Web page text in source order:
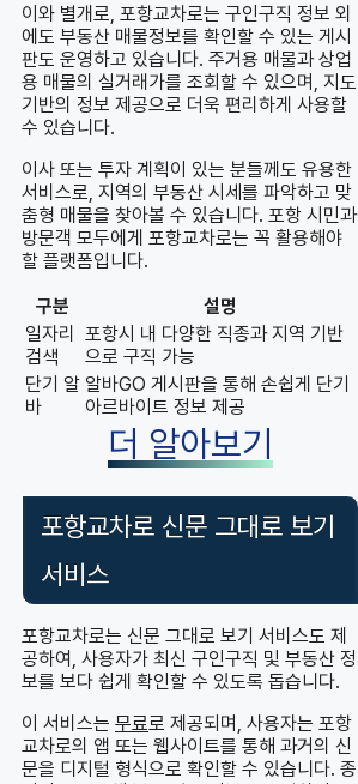
이와 별개로, 포항교차로는 구인구직 정보 외
에도 부동산 매물정보를 확인할 수 있는 게시
판도 운영하고 있습니다. 주거용 매물과 상업
용 매물의 실거래가를 조회할 수 있으며, 지도
기반의 정보 제공으로 더욱 편리하게 사용할
수 있습니다.
이사 또는 투자 계획이 있는 분들께도 유용한
서비스로, 지역의 부동산 시세를 파악하고 맞
춤형 매물을 찾아볼 수 있습니다. 포항 시민과
방문객 모두에게 포항교차로는 꼭 활용해야
할 플랫폼입니다.
구분
설명
일자리
검색
포항시 내 다양한 직종과 지역 기반
으로 구직 가능
단기 알
바
알바GO 게시판을 통해 손쉽게 단기
아르바이트 정보 제공
더 알아보기
포항교차로 신문 그대로 보기
서비스
포항교차로는 신문 그대로 보기 서비스도 제
공하여, 사용자가 최신 구인구직 및 부동산 정
보를 보다 쉽게 확인할 수 있도록 돕습니다.
이 서비스는 무료로 제공되며, 사용자는 포항
교차로의 앱 또는 웹사이트를 통해 과거의 신
문을 디지털 형식으로 확인할 수 있습니다. 종